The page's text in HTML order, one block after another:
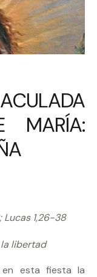
MARÍA:
Lucas 1,26-38
libertad
en esta fiesta la